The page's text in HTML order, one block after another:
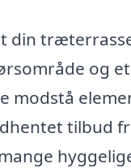
din
modstå
tilbud